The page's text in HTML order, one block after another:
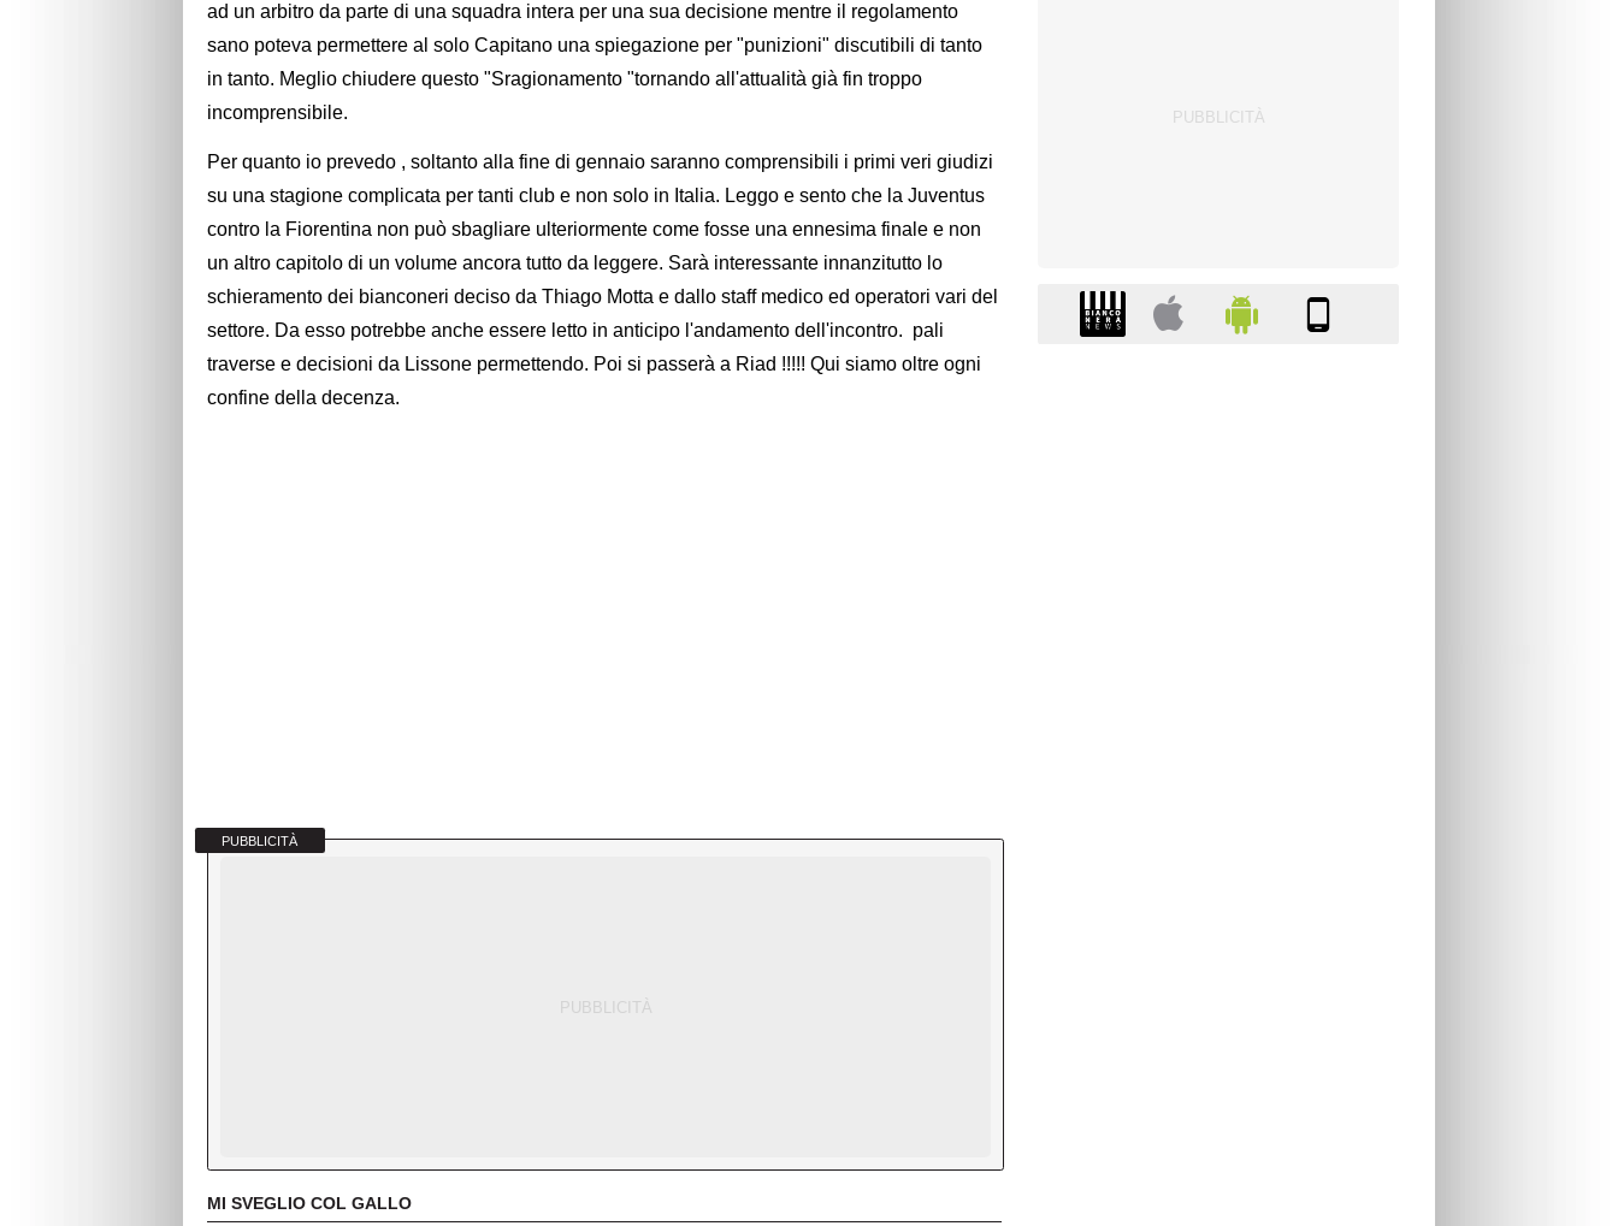
ad un arbitro da parte di una squadra intera per una sua decisione mentre il regolamento
sano poteva permettere al solo Capitano una spiegazione per "punizioni" discutibili di tanto
in tanto. Meglio chiudere questo "Sragionamento "tornando all'attualità già fin troppo
incomprensibile.
Per quanto io prevedo , soltanto alla fine di gennaio saranno comprensibili i primi veri giudizi
su una stagione complicata per tanti club e non solo in Italia. Leggo e sento che la Juventus
contro la Fiorentina non può sbagliare ulteriormente come fosse una ennesima finale e non
un altro capitolo di un volume ancora tutto da leggere. Sarà interessante innanzitutto lo
schieramento dei bianconeri deciso da Thiago Motta e dallo staff medico ed operatori vari del
settore. Da esso potrebbe anche essere letto in anticipo l'andamento dell'incontro. pali
traverse e decisioni da Lissone permettendo. Poi si passerà a Riad !!!!! Qui siamo oltre ogni
confine della decenza.
PUBBLICITÀ
MI SVEGLIO COL GALLO